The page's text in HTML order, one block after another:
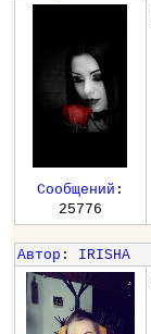
Сообщений :
25776
Автор : IRISHA